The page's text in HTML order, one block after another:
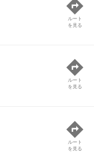
ルート
を見る
ルート
を見る
ルート
を見る